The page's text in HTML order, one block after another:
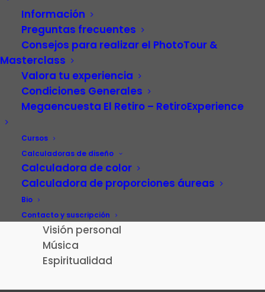
Información
Preguntas frecuentes
Consejos para realizar el PhotoTour &
Masterclass
Valora tu experiencia
Condiciones Generales
Megaencuesta El Retiro – RetiroExperience
Cursos
Calculadoras de diseño
Calculadora de color
Calculadora de proporciones áureas
Bio
Contacto y suscripción
Carrera profesional
Fotografía
Patrimonio cultural
Paisaje de la Luz
El Retiro – RetiroExperience
Visión personal
Música
Espiritualidad